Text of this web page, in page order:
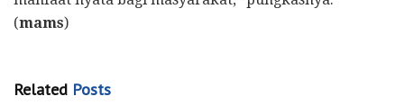
(mams)
Related Posts